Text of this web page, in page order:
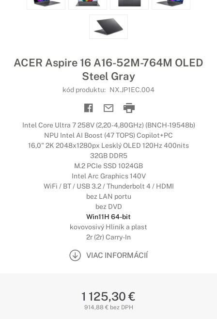
ACER Aspire 16 A16-52M-764M OLED
Steel Gray
kód produktu: NX.JP1EC.004
Intel Core Ultra 7 258V (2,20-4,80GHz) (BNCH-19548b)
NPU Intel AI Boost (47 TOPS) Copilot+PC
16,0" 2K 2048x1280px Lesklý OLED 120Hz 400nits
32GB DDR5
M.2 PCIe SSD 1024GB
Intel Arc Graphics 140V
WiFi / BT / USB 3.2 / Thunderbolt 4 / HDMI
bez LAN portu
bez DVD
Win11H 64-bit
kovovosivý Hliník a plast
2r (2r) Carry-In
VIAC INFORMÁCIÍ
1 125,30 €
914,88 € bez DPH